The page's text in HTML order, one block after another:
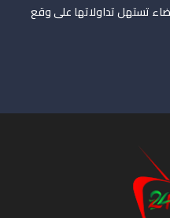
تستهل تداولاتها على وقع